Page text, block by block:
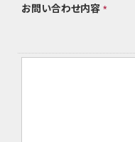
お問い合わせ内容 *